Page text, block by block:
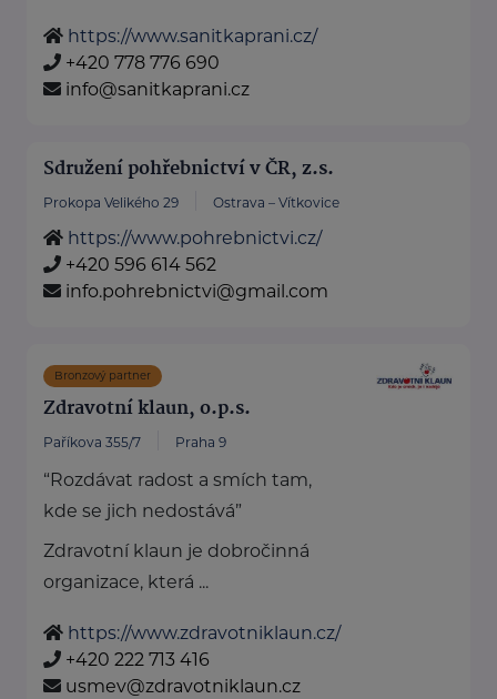
https://www.sanitkaprani.cz/
+420 778 776 690
info@sanitkaprani.cz
Sdružení pohřebnictví v ČR, z.s.
Prokopa Velikého 29 Ostrava – Vítkovice
https://www.pohrebnictvi.cz/
+420 596 614 562
info.pohrebnictvi@gmail.com
Bronzový partner
Zdravotní klaun, o.p.s.
Paříkova 355/7 Praha 9
“Rozdávat radost a smích tam,
kde se jich nedostává”
Zdravotní klaun je dobročinná
organizace, která ...
https://www.zdravotniklaun.cz/
+420 222 713 416
usmev@zdravotniklaun.cz